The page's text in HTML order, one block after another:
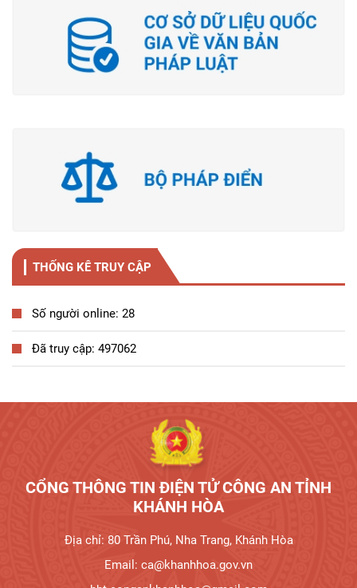
THỐNG KÊ TRUY CẬP
Số người online: 28
Đã truy cập: 497062
CỔNG THÔNG TIN ĐIỆN TỬ CÔNG AN TỈNH
KHÁNH HÒA
Địa chỉ: 80 Trần Phú, Nha Trang, Khánh Hòa
Email: ca@khanhhoa.gov.vn